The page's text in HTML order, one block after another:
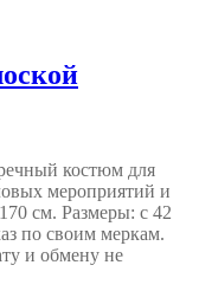
костюм для
мероприятий и
см. Размеры: с 42
по своим меркам.
и обмену не